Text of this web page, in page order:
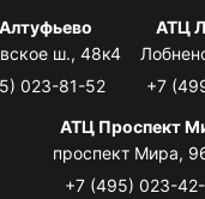
ш., 48к4
023-81-52
АТЦ
+7
АТЦ Проспект
проспект Мира,
+7 (495) 023-